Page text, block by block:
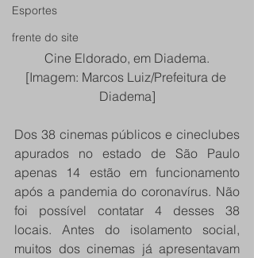
Esportes
frente do site
Cine Eldorado, em Diadema.
[Imagem: Marcos Luiz/Prefeitura de
Diadema]
Dos 38 cinemas públicos e cineclubes
apurados no estado de São Paulo
apenas 14 estão em funcionamento
após a pandemia do coronavírus. Não
foi possível contatar 4 desses 38
locais. Antes do isolamento social,
muitos dos cinemas já apresentavam